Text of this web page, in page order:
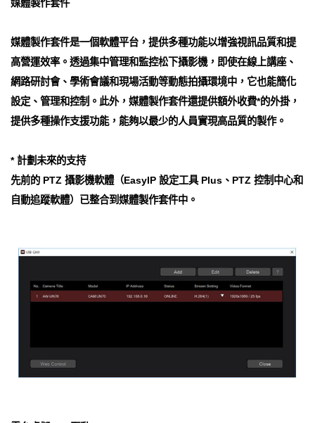
媒體製作套件
媒體製作套件是一個軟體平台，提供多種功能以增強視訊品質和提
高營運效率。透過集中管理和監控松下攝影機，即使在線上講座、
網路研討會、學術會議和現場活動等動態拍攝環境中，它也能簡化
設定、管理和控制。此外，媒體製作套件還提供額外收費*的外掛，
提供多種操作支援功能，能夠以最少的人員實現高品質的製作。
* 計劃未來的支持
先前的 PTZ 攝影機軟體（EasyIP 設定工具 Plus、PTZ 控制中心和
自動追蹤軟體）已整合到媒體製作套件中。